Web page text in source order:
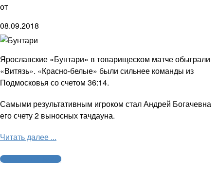
от
08.09.2018
Ярославские «Бунтари» в товарищеском матче обыграли
«Витязь». «Красно-белые» были сильнее команды из
Подмосковья со счетом 36:14.
Самыми результативным игроком стал Андрей Богачевна
его счету 2 выносных тачдауна.
Читать далее ...
Американский футбол